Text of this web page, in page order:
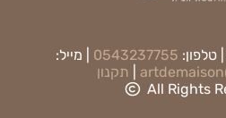
0543237755 | מייל:
תקנון
All Rights